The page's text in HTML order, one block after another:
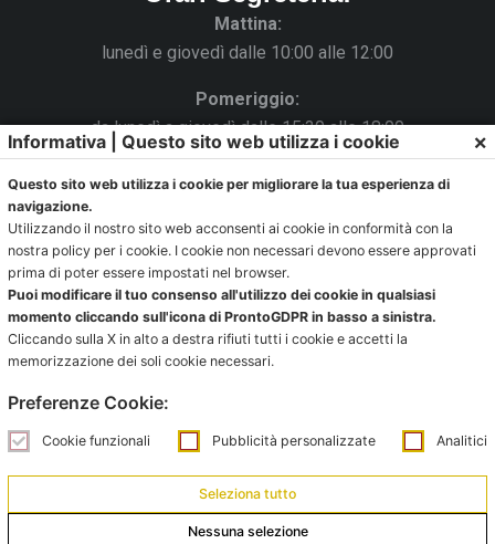
Mattina:
lunedì e giovedì dalle 10:00 alle 12:00
Pomeriggio:
da lunedì a giovedì dalle 15:30 alle 18:00
Venerdì chiuso
La Segreteria si trova al C.s. Pertini con accesso da via
Gubellini n.7 al primo piano.
Ufficio impianti:
051 6231630 – Interno 2
Orari Ufficio Impianti:
Mattina:
lunedì e giovedì dalle 9:00 alle 12:00
Informativa | Questo sito web utilizza i cookie ×
Questo sito web utilizza i cookie per migliorare la tua esperienza di
navigazione.
Utilizzando il nostro sito web acconsenti ai cookie in conformità con la
nostra policy per i cookie. I cookie non necessari devono essere approvati
prima di poter essere impostati nel browser.
Puoi modificare il tuo consenso all'utilizzo dei cookie in qualsiasi
momento cliccando sull'icona di ProntoGDPR in basso a sinistra.
Cliccando sulla X in alto a destra rifiuti tutti i cookie e accetti la
memorizzazione dei soli cookie necessari.
Preferenze Cookie:
Cookie funzionali Pubblicità personalizzate Analitici
Seleziona tutto
Nessuna selezione